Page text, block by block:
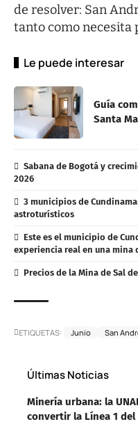
de resolver: San
tanto como necesita
Le puede interesar
Guía
Santa
Sabana de Bogotá y
2026
3 municipios de
astroturísticos
Este es el municipio de
experiencia real en una mina
Precios de la Mina de Sal
ETIQUETAS: Junio San
Últimas Noticias
Minería urbana: la
convertir la Línea 1